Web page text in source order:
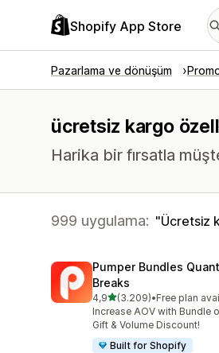
Shopify App Store
Pazarlama ve dönüşüm
ücretsiz kargo
Harika bir fırsatla
999 uygulama: Ücretsiz
Pumper Bundles
Breaks
4,95 yıldız üzerinden
(3.209)
toplam 3209•Free plan
Increase AOV with Bundle
Gift & Volume Discount!
Built for Shopify